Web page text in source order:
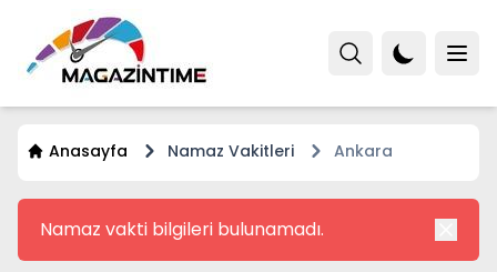
Anasayfa Namaz Vakitleri Ankara
Namaz vakti bilgileri bulunamadı.